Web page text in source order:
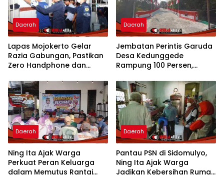
Daerah
Lapas Mojokerto Gelar
Razia Gabungan, Pastikan
Zero Handphone dan
Daerah
Jembatan Perintis Garuda
Desa Kedunggede
Rampung 100 Persen,
Dongkrak Aktivitas Warga
Daerah
Ning Ita Ajak Warga
Perkuat Peran Keluarga
dalam Memutus Rantai
Daerah
Pantau PSN di Sidomulyo,
Ning Ita Ajak Warga
Jadikan Kebersihan Rumah